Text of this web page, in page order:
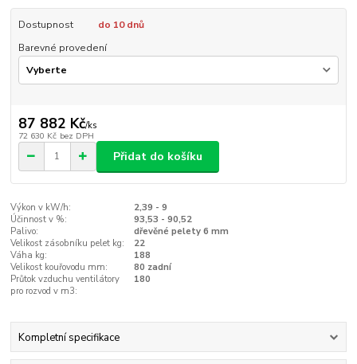
Dostupnost
do 10 dnů
Barevné provedení
87 882 Kč/ks
72 630 Kč bez DPH
Přidat do košíku
Výkon v kW/h:
2,39 - 9
Účinnost v %:
93,53 - 90,52
Palivo:
dřevěné pelety 6 mm
Velikost zásobníku pelet kg:
22
Váha kg:
188
Velikost kouřovodu mm:
80 zadní
Průtok vzduchu ventilátory
pro rozvod v m3:
180
Kompletní specifikace